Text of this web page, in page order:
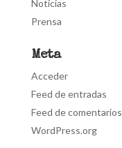
Noticias
Prensa
Meta
Acceder
Feed de entradas
Feed de comentarios
WordPress.org